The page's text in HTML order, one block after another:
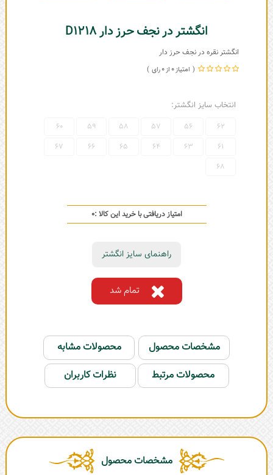
انگشتر در نجف حرز دار D1218
انگشتر نقره در نجف حرز دار
0
0
انتخاب سایز انگشتر:
62
56
57
58
59
60
61
63
64
65
66
67
68
امتیاز دریافتی با خرید این کالا :0
راهنمای سایز انگشتر
تمام شد
مشخصات محصول
محصولات مشابه
محصولات مرتبط
نظرات کاربران
مشخصات محصول